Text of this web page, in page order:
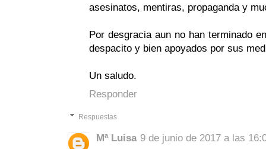
asesinatos, mentiras, propaganda y
Por desgracia aun no han terminado
despacito y bien apoyados por sus
Un saludo.
Responder
Respuestas
Mª Luisa 9 de junio de 2017 a las